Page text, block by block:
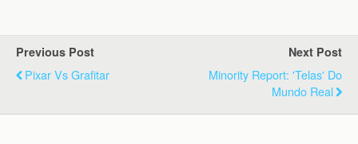
Previous Post
Pixar Vs Grafitar
Next Post
Minority Report: 'telas' Do
Mundo Real